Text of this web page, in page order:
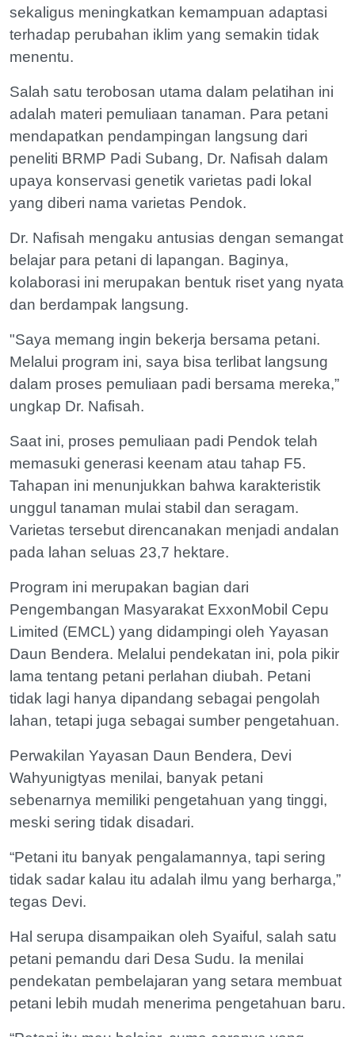
sekaligus meningkatkan kemampuan adaptasi
terhadap perubahan iklim yang semakin tidak
menentu.
Salah satu terobosan utama dalam pelatihan ini
adalah materi pemuliaan tanaman. Para petani
mendapatkan pendampingan langsung dari
peneliti BRMP Padi Subang, Dr. Nafisah dalam
upaya konservasi genetik varietas padi lokal
yang diberi nama varietas Pendok.
Dr. Nafisah mengaku antusias dengan semangat
belajar para petani di lapangan. Baginya,
kolaborasi ini merupakan bentuk riset yang nyata
dan berdampak langsung.
"Saya memang ingin bekerja bersama petani.
Melalui program ini, saya bisa terlibat langsung
dalam proses pemuliaan padi bersama mereka,”
ungkap Dr. Nafisah.
Saat ini, proses pemuliaan padi Pendok telah
memasuki generasi keenam atau tahap F5.
Tahapan ini menunjukkan bahwa karakteristik
unggul tanaman mulai stabil dan seragam.
Varietas tersebut direncanakan menjadi andalan
pada lahan seluas 23,7 hektare.
Program ini merupakan bagian dari
Pengembangan Masyarakat ExxonMobil Cepu
Limited (EMCL) yang didampingi oleh Yayasan
Daun Bendera. Melalui pendekatan ini, pola pikir
lama tentang petani perlahan diubah. Petani
tidak lagi hanya dipandang sebagai pengolah
lahan, tetapi juga sebagai sumber pengetahuan.
Perwakilan Yayasan Daun Bendera, Devi
Wahyunigtyas menilai, banyak petani
sebenarnya memiliki pengetahuan yang tinggi,
meski sering tidak disadari.
“Petani itu banyak pengalamannya, tapi sering
tidak sadar kalau itu adalah ilmu yang berharga,”
tegas Devi.
Hal serupa disampaikan oleh Syaiful, salah satu
petani pemandu dari Desa Sudu. Ia menilai
pendekatan pembelajaran yang setara membuat
petani lebih mudah menerima pengetahuan baru.